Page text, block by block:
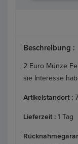
Beschreibung :
2 Euro Münze
sie Interesse
Artikelstandort :
Lieferzeit : 1 Tag